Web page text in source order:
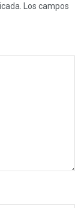
Los campos